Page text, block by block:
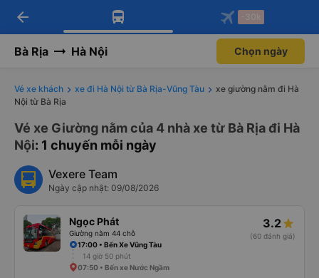
Tải app Vexere ngay!
Nhận ưu đãi thành viên độc
Mở app
Tải app Vexere
-30k/ghế khi đặt vé máy bay qua
Mở app
arrow_back -30k
Bà Rịa Hà Nội Chọn ngày
Vé xe khách xe đi Hà Nội từ Bà Rịa-Vũng Tàu
xe giường nằm đi Hà
Nội từ Bà Rịa
Vé xe Giường nằm của 4 nhà xe từ Bà Rịa đi Hà
Nội: 1 chuyến mỗi ngày
Vexere Team
Ngày cập nhật: 09/08/2026
Ngọc Phát
Giường nằm 44 chỗ
3.2
(60 đánh giá)
17:00 • Bến Xe Vũng Tàu
14 giờ 50 phút
07:50 • Bến xe Nước Ngầm